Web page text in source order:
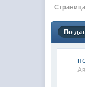
По